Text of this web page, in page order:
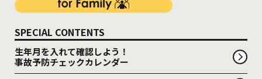
SPECIAL CONTENTS
生年月を入れて確認しよう！
事故予防チェックカレンダー